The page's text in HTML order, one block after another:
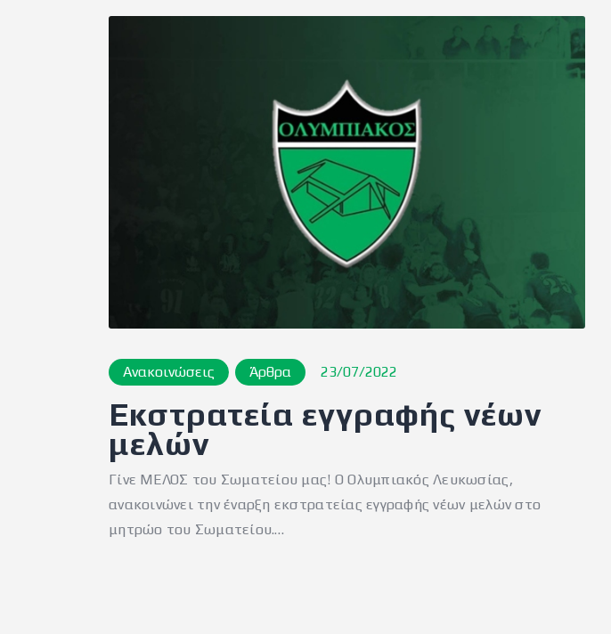
Ανακοινώσεις Άρθρα 23/07/2022
Εκστρατεία εγγραφής νέων
μελών
Γίνε ΜΕΛΟΣ του Σωματείου μας! Ο Ολυμπιακός Λευκωσίας,
ανακοινώνει την έναρξη εκστρατείας εγγραφής νέων μελών στο
μητρώο του Σωματείου.…